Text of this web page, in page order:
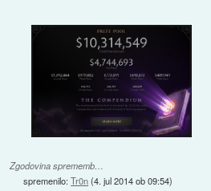
Zgodovina sprememb…
spremenilo:Tr0n(4. jul 2014 ob 09:54)